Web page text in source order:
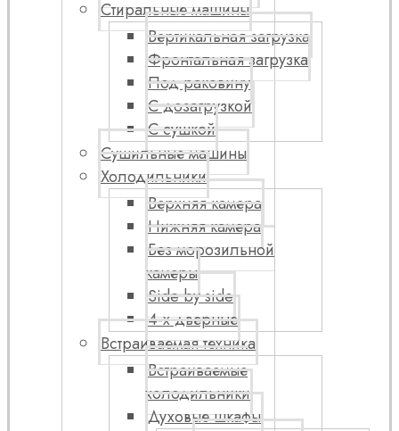
Стиральные машины
Вертикальная загрузка
Фронтальная загрузка
Под раковину
С дозагрузкой
С сушкой
Сушильные машины
Холодильники
Верхняя камера
Нижняя камера
Без морозильной
камеры
Side by side
4-х дверные
Встраиваемая техника
Встраиваемые
холодильники
Духовые шкафы